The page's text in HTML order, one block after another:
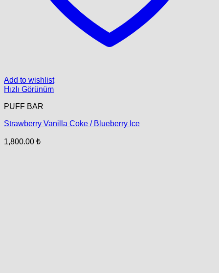
Add to wishlist
Hızlı Görünüm
PUFF BAR
Strawberry Vanilla Coke / Blueberry Ice
1,800.00 ₺